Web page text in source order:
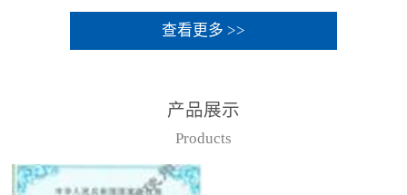
查看更多 >>
产品展示
Products